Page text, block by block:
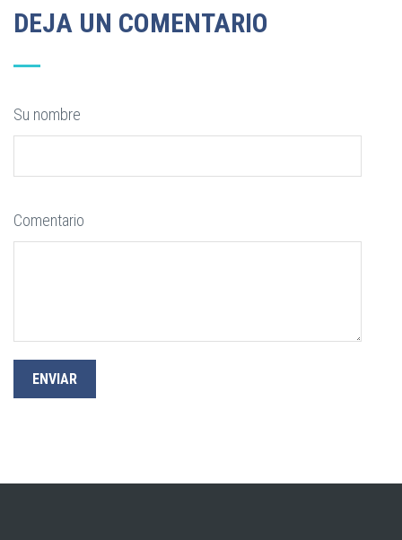
DEJA UN COMENTARIO
Su nombre
Comentario